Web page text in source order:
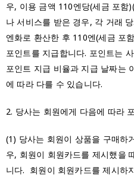
우, 이용 금액 110엔당(세금 포함
나 서비스를 받은 경우, 각 거래
엔화로 환산한 후 110엔(세금 포
포인트를 지급합니다. 포인트는
포인트 지급 비율과 지급 날짜는
에 따라 다를 수 있습니다.
2. 당사는 회원에게 다음에 따라
(1) 당사는 회원이 상품을 구매하
우, 회원이 회원카드를 제시했을
니다. 회원이 회원카드를 제시하